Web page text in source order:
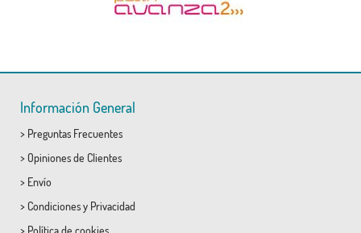
Información General
> Preguntas Frecuentes
> Opiniones de Clientes
> Envío
> Condicionesy Privacidad
> Política de cookies